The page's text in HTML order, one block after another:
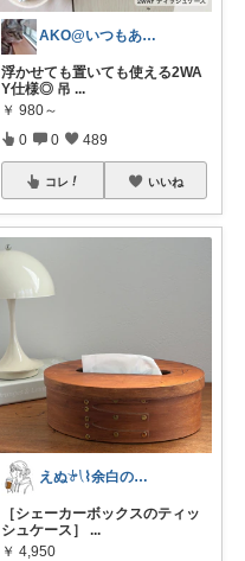
AKO@いつもありがとう🐾໊¨̮✩︎
浮かせても置いても使える2WA
Y仕様◎ 吊 ...
￥ 980～
0 0 489
コレ いいね
えぬ𓍯⌇余白のある暮らし
［シェーカーボックスのティッ
シュケース］ ...
￥ 4,950